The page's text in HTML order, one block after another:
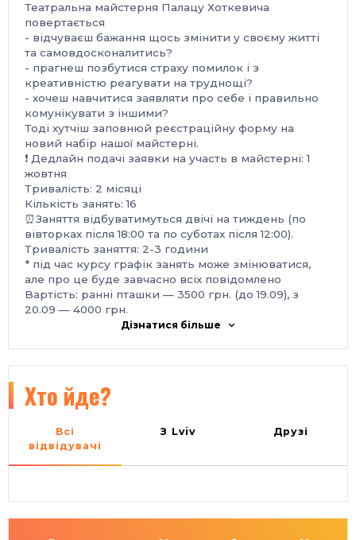
Театральна майстерня Палацу Хоткевича
повертається
- відчуваєш бажання щось змінити у своєму житті
та самовдосконалитись?
- прагнеш позбутися страху помилок і з
креативністю реагувати на труднощі?
- хочеш навчитися заявляти про себе і правильно
комунікувати з іншими?
Тоді хутчіш заповнюй реєстраційну форму на
новий набір нашої майстерні.
❗️ Дедлайн подачі заявки на участь в майстерні: 1
жовтня
Тривалість: 2 місяці
Кількість занять: 16
⏰Заняття відбуватимуться двічі на тиждень (по
вівторках після 18:00 та по суботах після 12:00).
Тривалість заняття: 2-3 години
* під час курсу графік занять може змінюватися,
але про це буде завчасно всіх повідомлено
Вартість: ранні пташки — 3500 грн. (до 19.09), з
20.09 — 4000 грн.
Напрямки та лектори майстерні:
зрозумієте, ким є зараз і ким хочете запам'ятатися
у новому соціальному середовищі; а також
необхідну інформацію про себе, показати всі свої
таланти й не піддатися комплексу самозванця?
ведення публічних виступів.
- Дмитро Наумець проведе 2 ігрових тренінги, де
Дізнатися більше
Хто йде?
Всі
відвідувачі
З Lviv Друзі